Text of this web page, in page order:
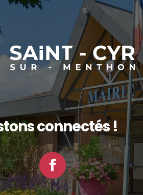
connectés !
Facebook